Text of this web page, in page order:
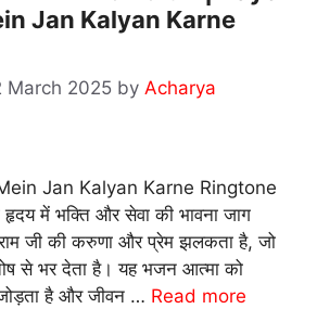
Jan Kalyan Karne
March 2025 by Acharya
Jan Kalyan Karne Ringtone
में भक्ति और सेवा की भावना जाग
जी की करुणा और प्रेम झलकता है, जो
से भर देता है। यह भजन आत्मा को
है और जीवन … Read more